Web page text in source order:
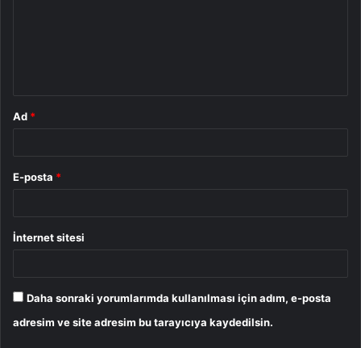
Ad *
E-posta *
İnternet sitesi
Daha sonraki yorumlarımda kullanılması için adım, e-posta
adresim ve site adresim bu tarayıcıya kaydedilsin.